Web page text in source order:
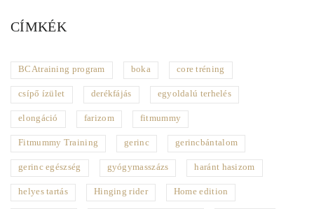
CÍMKÉK
BCAtraining program boka core tréning
csípő ízület derékfájás egyoldalú terhelés
elongáció farizom fitmummy
Fitmummy Training gerinc gerincbántalom
gerinc egészség gyógymasszázs haránt hasizom
helyes tartás Hinging rider Home edition